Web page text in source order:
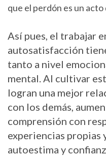
que el perdón es un
Así pues, el trabajar
autosatisfacción
tanto a nivel
mental. Al cultivar
logran una mejor
con los demás,
comprensión con
experiencias propias
autoestima y